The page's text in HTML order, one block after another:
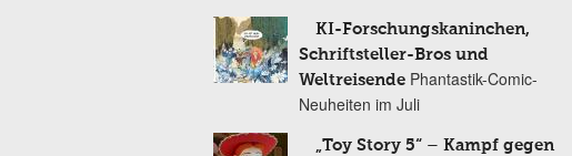
KI-Forschungskaninchen,
Schriftsteller-Bros und
Weltreisende Phantastik-Comic-
Neuheiten im Juli
„Toy Story 5“ – Kampf gegen